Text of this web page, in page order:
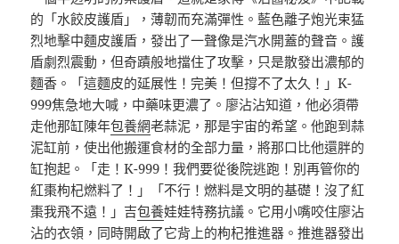
的「水餃皮護盾」，薄韌而充滿彈性。藍色離子炮光束猛
烈地擊中麵皮護盾，發出了一聲像是汽水開蓋的聲音。護
盾劇烈震動，但奇蹟般地擋住了攻擊，只是散發出濃郁的
麵香。「這麵皮的延展性！完美！但撐不了太久！」K-
999焦急地大喊，中藥味更濃了。廖沾沾知道，他必須帶
走他那缸陳年包養網老蒜泥，那是宇宙的希望。他跑到蒜
泥缸前，使出他搬運食材的全部力量，將那口比他還胖的
缸抱起。「走！K-999！我們要從後院逃跑！別再管你的
紅棗枸杞燃料了！」「不行！燃料是文明的基礎！沒了紅
棗我飛不遠！」吉包養娃娃特務抗議。它用小嘴咬住廖沾
沾的衣領，同時開啟了它背上的枸杞推進器。推進器發出